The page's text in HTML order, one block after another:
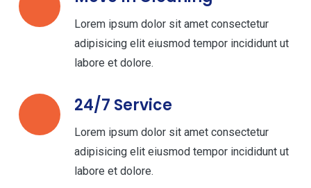
Lorem ipsum dolor sit amet consectetur
adipisicing elit eiusmod tempor incididunt ut
labore et dolore.
24/7 Service
Lorem ipsum dolor sit amet consectetur
adipisicing elit eiusmod tempor incididunt ut
labore et dolore.